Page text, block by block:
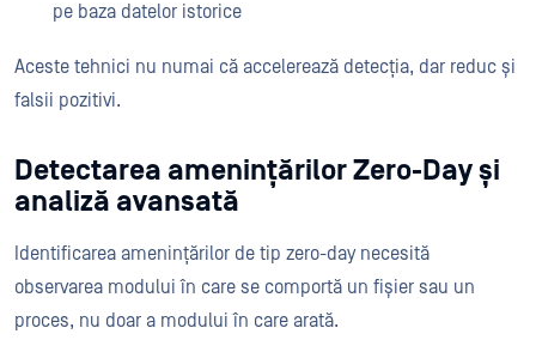
pe baza datelor istorice
Aceste tehnici nu numai că accelerează detecția, dar reduc și
falsii pozitivi.
Detectarea amenințărilor Zero-Day și
analiză avansată
Identificarea amenințărilor de tip zero-day necesită
observarea modului în care se comportă un fișier sau un
proces, nu doar a modului în care arată.